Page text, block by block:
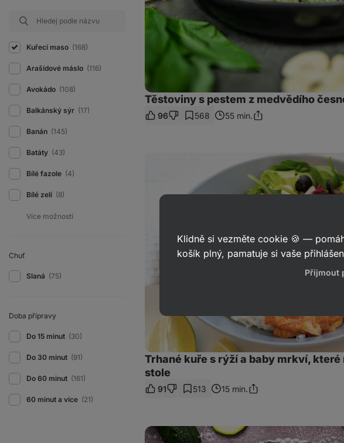
Kuřecí maso (168)
Arašídové máslo (116)
Avokádo (108)
Balkánský sýr (17)
Banán (145)
Batáty (43)
Bílé fazole (4)
Bílé zelí (8)
Chuť
Slaná (75)
Doba přípravy
Do 15 minut (30)
Do 30 minut (91)
Do 60 minut (161)
60 minut a více (21)
Těstoviny s pestem z medvědího
96 568 55 min.Sdílet
Trhané kuře s rýží a baby mrkví, které
stole
91 513 15 min.Sdílet
BBQ
kuřecí
Klidně si vezměte cookie 🍪 —
košík plný, pamatuje si vaše
Přijmout